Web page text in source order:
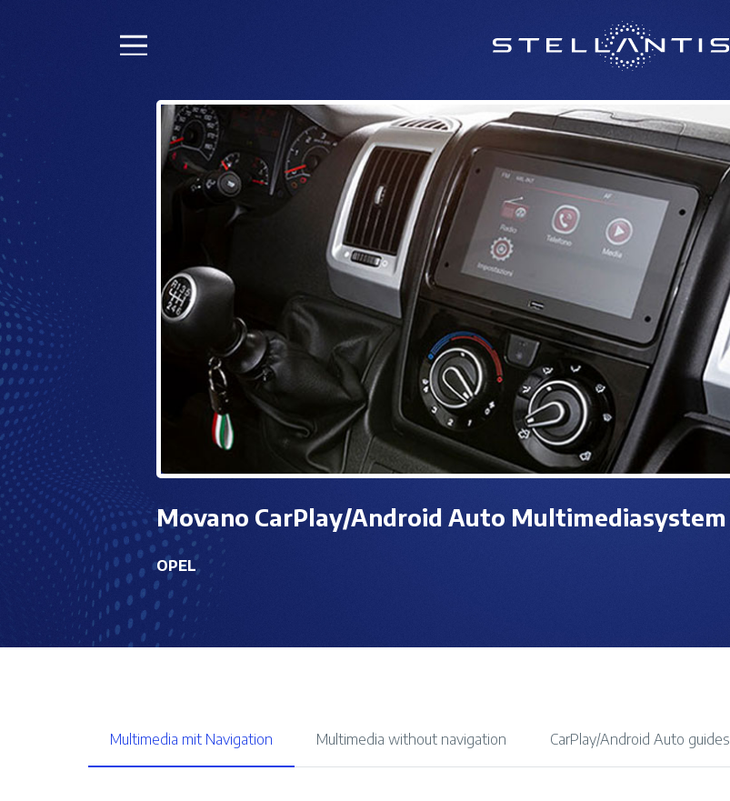
Movano CarPlay/Android Auto Multimediasystem
OPEL
Multimedia mit Navigation Multimedia without navigation CarPlay/Android Auto guides